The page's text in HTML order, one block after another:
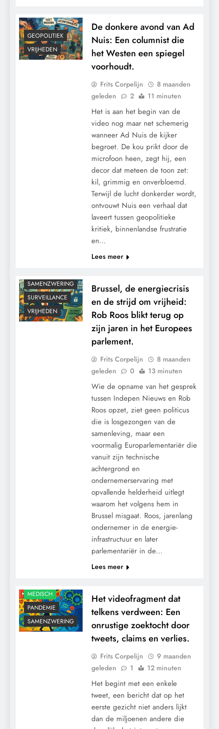
GEOPOLITIEK
VRIJHEDEN
De donkere avond van Ad
Nuis: Een columnist die
het Westen een spiegel
voorhoudt.
Frits Corpelijn
8 maanden
geleden
2 11 minuten
Het is aan het begin van de
video nog maar net schemerig
wanneer Ad Nuis de kijker
begroet. De kou prikt door de
microfoon heen, zegt hij, een
decor dat meteen de toon zet:
kil, grimmig en onverbloemd.
Terwijl de lucht donkerder wordt,
ontvouwt Nuis een verhaal dat
laveert tussen geopolitieke
kritiek, binnenlandse frustratie
en…
Lees meer
SAMENZWERING
SURVEILLANCE
VRIJHEDEN
Brussel, de energiecrisis
en de strijd om vrijheid:
Rob Roos blikt terug op
zijn jaren in het Europees
parlement.
Frits Corpelijn
8 maanden
geleden
0 13 minuten
Wie de opname van het gesprek
tussen Indepen Nieuws en Rob
Roos opzet, ziet geen politicus
die is losgezongen van de
samenleving, maar een
voormalig Europarlementariër die
vanuit zijn technische
achtergrond en
ondernemerservaring met
opvallende helderheid uitlegt
waarom het volgens hem in
Brussel misgaat. Roos, jarenlang
ondernemer in de energie-
infrastructuur en later
parlementariër in de…
Lees meer
MEDISCH
PANDEMIE
SAMENZWERING
Het videofragment dat
telkens verdween: Een
onrustige zoektocht door
tweets, claims en verlies.
Frits Corpelijn
9 maanden
geleden
1 12 minuten
Het begint met een enkele
tweet, een bericht dat op het
eerste gezicht niet anders lijkt
dan de miljoenen andere die